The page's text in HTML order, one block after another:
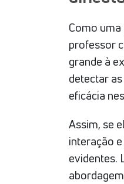
Como
professor
grande à
detectar
eficácia
Assim, se
interação
evidentes.